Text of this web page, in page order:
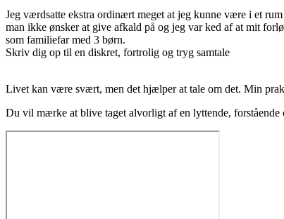
Jeg værdsatte ekstra ordinært meget at jeg kunne være i et
man ikke ønsker at give afkald på og jeg var ked af at mit
som familiefar med 3 børn.
Skriv dig op til en diskret, fortrolig og tryg samtale
Livet kan være svært, men det hjælper at tale om det. Min
Du vil mærke at blive taget alvorligt af en lyttende,